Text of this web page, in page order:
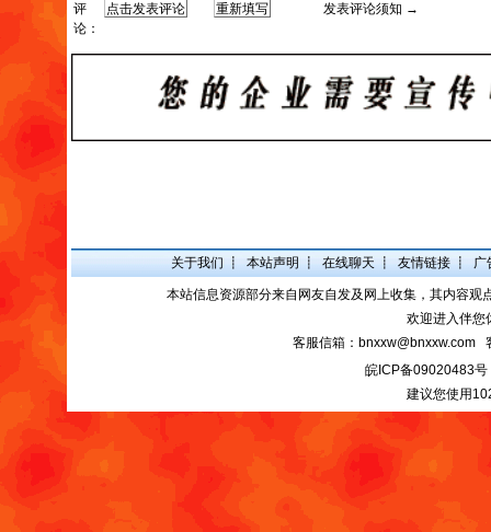
评
论：
发表评论须知 →
关于我们 ┋ 本站声明 ┋ 在线聊天 ┋ 友情链接 ┋ 广
本站信息资源部分来自网友自发及网上收集，其内容
欢迎进入伴您
客服信箱：bnxxw@bnxxw.com
皖ICP备09020483号
建议您使用